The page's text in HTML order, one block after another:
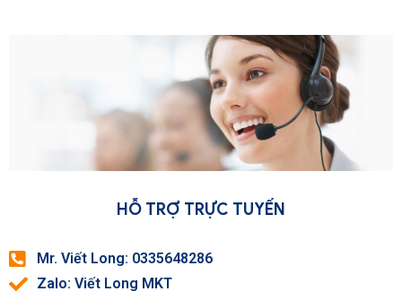
HỖ TRỢ TRỰC TUYẾN
Mr. Viết Long: 0335648286
Zalo: Viết Long MKT